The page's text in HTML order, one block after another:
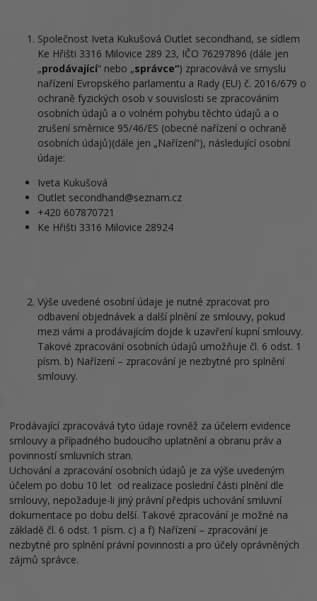
Společnost Iveta Kukušová Outlet secondhand, se sídlem
Ke Hřišti 3316 Milovice 289 23, IČO 76297896 (dále jen
„prodávající“ nebo „správce“) zpracovává ve smyslu
nařízení Evropského parlamentu a Rady (EU) č. 2016/679 o
ochraně fyzických osob v souvislosti se zpracováním
osobních údajů a o volném pohybu těchto údajů a o
zrušení směrnice 95/46/ES (obecné nařízení o ochraně
osobních údajů)(dále jen „Nařízení“), následující osobní
údaje:
Iveta Kukušová
Outlet secondhand@seznam.cz
+420 607870721
Ke Hřišti 3316 Milovice 28924
Výše uvedené osobní údaje je nutné zpracovat pro
odbavení objednávek a další plnění ze smlouvy, pokud
mezi vámi a prodávajícím dojde k uzavření kupní smlouvy.
Takové zpracování osobních údajů umožňuje čl. 6 odst. 1
písm. b) Nařízení – zpracování je nezbytné pro splnění
smlouvy.
Prodávající zpracovává tyto údaje rovněž za účelem evidence
smlouvy a případného budoucího uplatnění a obranu práv a
povinností smluvních stran.
Uchování a zpracování osobních údajů je za výše uvedeným
účelem po dobu 10 let od realizace poslední části plnění dle
smlouvy, nepožaduje-li jiný právní předpis uchování smluvní
dokumentace po dobu delší. Takové zpracování je možné na
základě čl. 6 odst. 1 písm. c) a f) Nařízení – zpracování je
nezbytné pro splnění právní povinnosti a pro účely oprávněných
zájmů správce.